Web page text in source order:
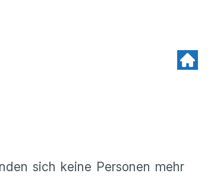
sich keine Personen mehr